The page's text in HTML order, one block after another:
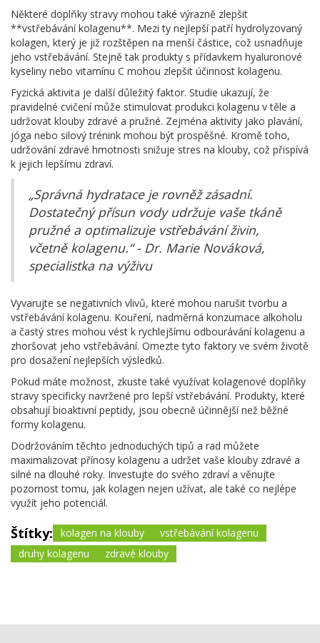
Některé doplňky stravy mohou také výrazně zlepšit
**vstřebávání kolagenu**. Mezi ty nejlepší patří hydrolyzovaný
kolagen, který je již rozštěpen na menší částice, což usnadňuje
jeho vstřebávání. Stejně tak produkty s přídavkem hyaluronové
kyseliny nebo vitamínu C mohou zlepšit účinnost kolagenu.
Fyzická aktivita je další důležitý faktor. Studie ukazují, že
pravidelné cvičení může stimulovat produkci kolagenu v těle a
udržovat klouby zdravé a pružné. Zejména aktivity jako plavání,
jóga nebo silový trénink mohou být prospěšné. Kromě toho,
udržování zdravé hmotnosti snižuje stres na klouby, což přispívá
k jejich lepšímu zdraví.
„Správná hydratace je rovněž zásadní.
Dostatečný přísun vody udržuje vaše tkáně
pružné a optimalizuje vstřebávání živin,
včetně kolagenu.“ - Dr. Marie Nováková,
specialistka na výživu
Vyvarujte se negativních vlivů, které mohou narušit tvorbu a
vstřebávání kolagenu. Kouření, nadměrná konzumace alkoholu
a častý stres mohou vést k rychlejšímu odbourávání kolagenu a
zhoršovat jeho vstřebávání. Omezte tyto faktory ve svém životě
pro dosažení nejlepších výsledků.
Pokud máte možnost, zkuste také využívat kolagenové doplňky
stravy specificky navržené pro lepší vstřebávání. Produkty, které
obsahují bioaktivní peptidy, jsou obecně účinnější než běžné
formy kolagenu.
Dodržováním těchto jednoduchých tipů a rad můžete
maximalizovat přínosy kolagenu a udržet vaše klouby zdravé a
silné na dlouhé roky. Investujte do svého zdraví a věnujte
pozornost tomu, jak kolagen nejen užívat, ale také co nejlépe
využít jeho potenciál.
Štítky: kolagen na klouby
vstřebávání kolagenu
druhy kolagenu
zdravé klouby